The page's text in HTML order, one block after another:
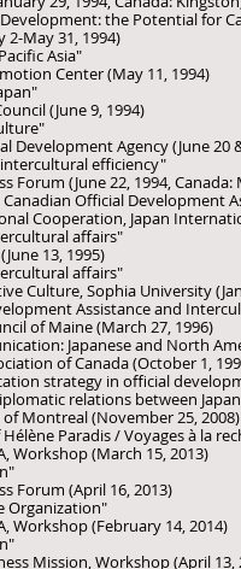
the Potential for
2-May 31, 1994)
Asia"
Center (May 11, 1994)
(June 9, 1994)
Development Agency (June 20
efficiency"
Forum (June 22, 1994,
Official Development
Cooperation, Japan
affairs"
13, 1995)
affairs"
Culture, Sophia University
Assistance and
of Maine (March 27, 1996)
Japanese and North
of Canada (October 1,
strategy in official
relations between
Montreal (November 25, 2008)
Paradis / Voyages à la
Workshop (March 15, 2013)
Forum (April 16, 2013)
Workshop (February 14, 2014)
Mission, Workshop (April 13,